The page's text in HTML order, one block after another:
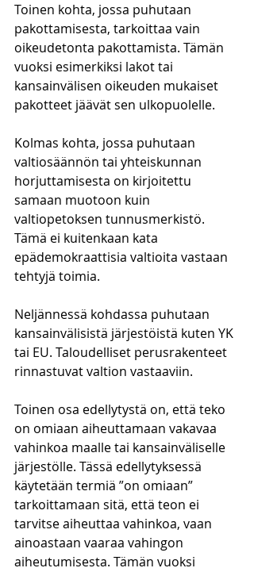
Toinen kohta, jossa puhutaan
pakottamisesta, tarkoittaa vain
oikeudetonta pakottamista. Tämän
vuoksi esimerkiksi lakot tai
kansainvälisen oikeuden mukaiset
pakotteet jäävät sen ulkopuolelle.
Kolmas kohta, jossa puhutaan
valtiosäännön tai yhteiskunnan
horjuttamisesta on kirjoitettu
samaan muotoon kuin
valtiopetoksen tunnusmerkistö.
Tämä ei kuitenkaan kata
epädemokraattisia valtioita vastaan
tehtyjä toimia.
Neljännessä kohdassa puhutaan
kansainvälisistä järjestöistä kuten YK
tai EU. Taloudelliset perusrakenteet
rinnastuvat valtion vastaaviin.
Toinen osa edellytystä on, että teko
on omiaan aiheuttamaan vakavaa
vahinkoa maalle tai kansainväliselle
järjestölle. Tässä edellytyksessä
käytetään termiä ”on omiaan”
tarkoittamaan sitä, että teon ei
tarvitse aiheuttaa vahinkoa, vaan
ainoastaan vaaraa vahingon
aiheutumisesta. Tämän vuoksi